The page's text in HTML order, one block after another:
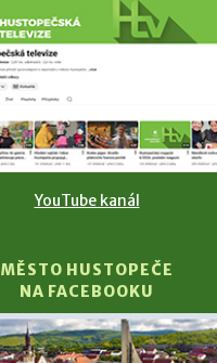
YouTube kanál
MĚSTO HUSTOPEČE
NA FACEBOOKU